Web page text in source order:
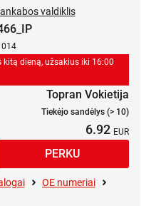
kitą dieną, užsakius iki 16:00
valdiklis
Topran Vokietija
Tiekėjo sandėlys (> 10)
6.92
OE numeriai